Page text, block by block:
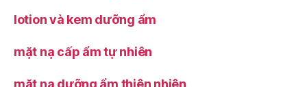
lotion và kem dưỡng ẩm
mặt nạ cấp ẩm tự nhiên
mặt nạ dưỡng ẩm thiên nhiên